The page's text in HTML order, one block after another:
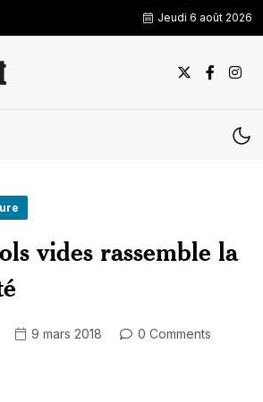
Jeudi 6 août 2026
vides rassemble la
9 mars 2018
0 Comments